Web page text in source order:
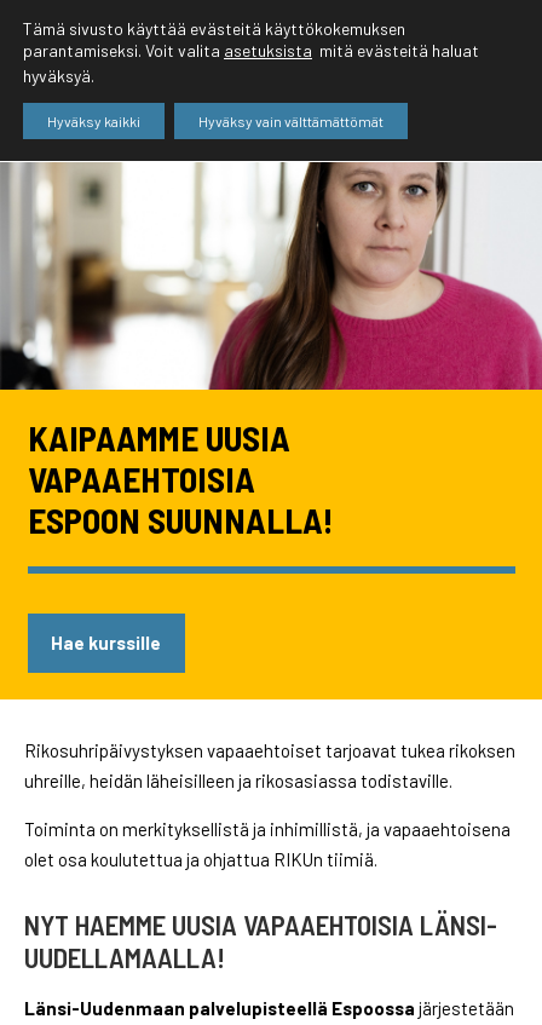
KAIPAAMME UUSIA
VAPAAEHTOISIA
ESPOON SUUNNALLA!
Hae kurssille
Rikosuhripäivystyksen vapaaehtoiset tarjoavat tukea rikoksen
uhreille, heidän läheisilleen ja rikosasiassa todistaville.
Toiminta on merkityksellistä ja inhimillistä, ja vapaaehtoisena
olet osa koulutettua ja ohjattua RIKUn tiimiä.
NYT HAEMME UUSIA VAPAAEHTOISIA LÄNSI-
UUDELLAMAALLA!
Länsi-Uudenmaan palvelupisteellä Espoossa järjestetään
Tämä sivusto käyttää evästeitä käyttökokemuksen
parantamiseksi. Voit valita asetuksista mitä evästeitä haluat
hyväksyä.
Hyväksy kaikki Hyväksy vain välttämättömät